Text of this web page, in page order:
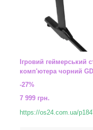
Ігровий геймерський
комп'ютера чорний
-27%
7 999 грн.
https://os24.com.ua/